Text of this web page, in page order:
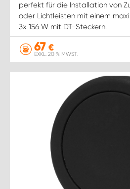
perfekt für die Installation von
oder Lichtleisten mit einem
3x 156 W mit DT-Steckern.
67 €
EXKL. 20 % MWST.